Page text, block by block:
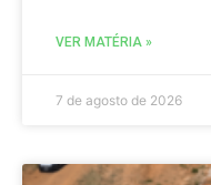
VER MATÉRIA »
7 de agosto de 2026